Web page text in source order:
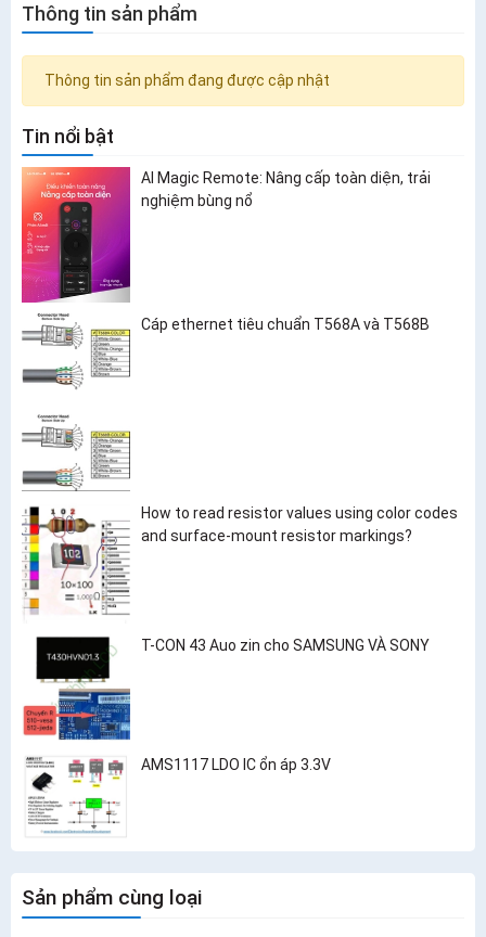
Thông tin sản phẩm
Thông tin sản phẩm đang được cập nhật
Tin nổi bật
AI Magic Remote: Nâng cấp toàn diện, trải
nghiệm bùng nổ
Cáp ethernet tiêu chuẩn T568A và T568B
How to read resistor values using color codes
and surface-mount resistor markings?
T-CON 43 Auo zin cho SAMSUNG VÀ SONY
AMS1117 LDO IC ổn áp 3.3V
Sản phẩm cùng loại